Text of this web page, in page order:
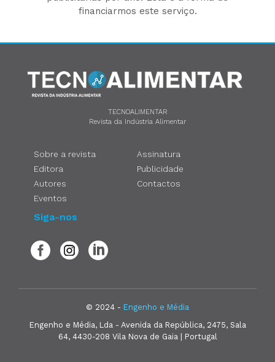
financiarmos este serviço.
TECNOALIMENTAR
Revista da Indústria Alimentar
Sobre a revista
Editora
Autores
Eventos
Assinatura
Publicidade
Contactos
Siga-nos
© 2024 - Engenho e Média
Engenho e Média, Lda - Avenida da República, 2475, Sala
64, 4430-208 Vila Nova de Gaia | Portugal